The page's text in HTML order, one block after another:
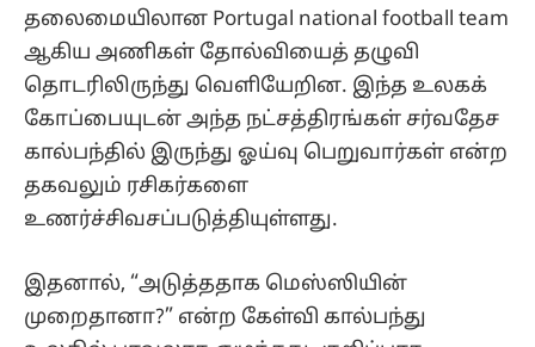
தலைமையிலான Portugal national football team
ஆகிய அணிகள் தோல்வியைத் தழுவி
தொடரிலிருந்து வெளியேறின. இந்த உலகக்
கோப்பையுடன் அந்த நட்சத்திரங்கள் சர்வதேச
கால்பந்தில் இருந்து ஓய்வு பெறுவார்கள் என்ற
தகவலும் ரசிகர்களை
உணர்ச்சிவசப்படுத்தியுள்ளது.
இதனால், “அடுத்ததாக மெஸ்ஸியின்
முறைதானா?” என்ற கேள்வி கால்பந்து